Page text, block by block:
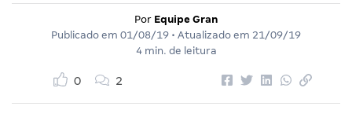
Por Equipe Gran
Publicado em 01/08/19 • Atualizado em 21/09/19
4 min. de leitura
0 2